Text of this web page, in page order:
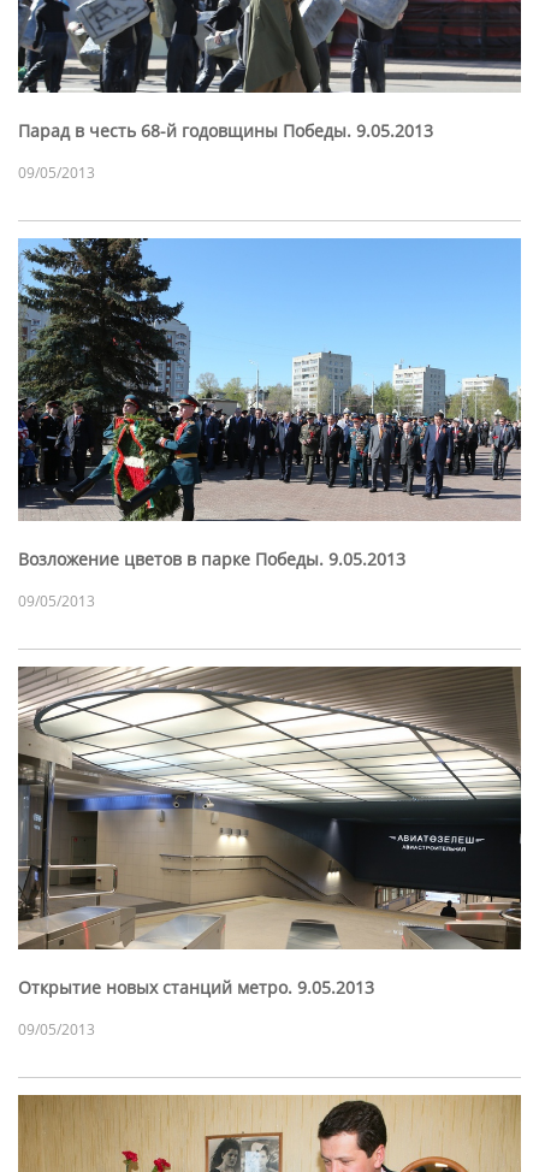
Парад в честь 68-й годовщины Победы. 9.05.2013
09/05/2013
Возложение цветов в парке Победы. 9.05.2013
09/05/2013
Открытие новых станций метро. 9.05.2013
09/05/2013